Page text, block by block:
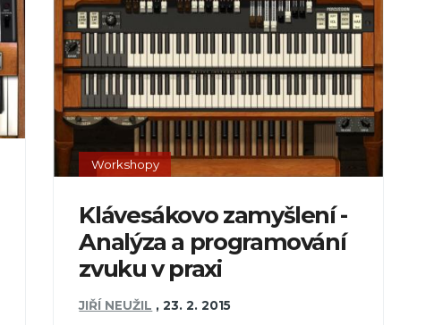
Workshopy
Klávesákovo zamyšlení -
Analýza a programování
zvuku v praxi
JIŘÍ NEUŽIL ,23. 2. 2015